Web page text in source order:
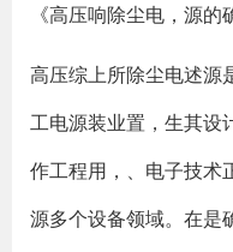
《高压响除尘电，源的
高压综上所除尘电述源
工电源装业置，生其设
作工程用，、电子技术
源多个设备领域。在是